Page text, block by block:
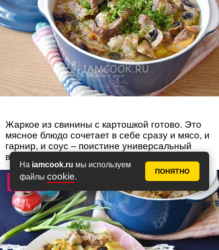
На iamcook.ru мы используем
файлы cookie.
ПОНЯТНО
Жаркое из свинины с картошкой готово. Это
мясное блюдо сочетает в себе сразу и мясо, и
гарнир, и соус – поистине универсальный
вариант!
Фото 10